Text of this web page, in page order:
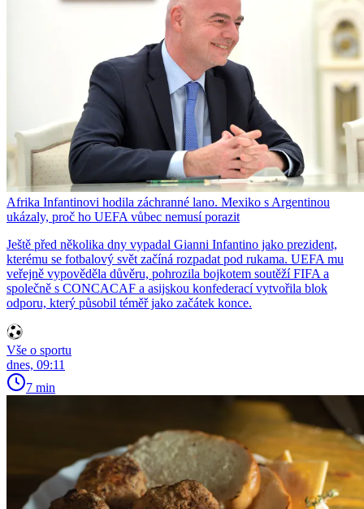
Afrika Infantinovi hodila záchranné lano. Mexiko s Argentinou
ukázaly, proč ho UEFA vůbec nemusí porazit
Ještě před několika dny vypadal Gianni Infantino jako prezident,
kterému se fotbalový svět začíná rozpadat pod rukama. UEFA mu
veřejně vypověděla důvěru, pohrozila bojkotem soutěží FIFA a
společně s CONCACAF a asijskou konfederací vytvořila blok
odporu, který působil téměř jako začátek konce.
Vše o sportu
dnes, 09:11
7 min